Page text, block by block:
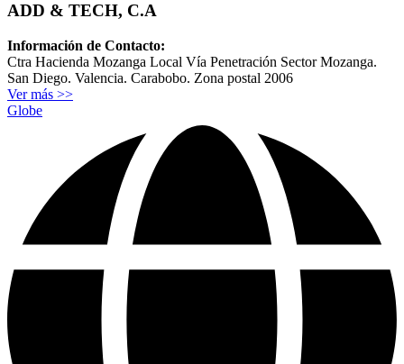
ADD & TECH, C.A
Información de Contacto:
Ctra Hacienda Mozanga Local Vía Penetración Sector Mozanga.
San Diego. Valencia. Carabobo. Zona postal 2006
Ver más >>
Globe